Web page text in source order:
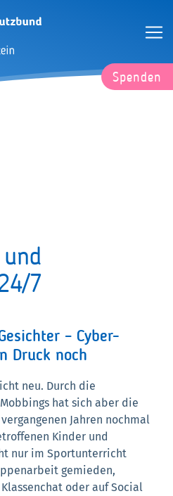
Spenden
7
– Cyber-
Druck noch
neu. Durch die
hat sich aber die
Jahren nochmal
Kinder und
nur im Sportunterricht
gemieden,
oder auf Social